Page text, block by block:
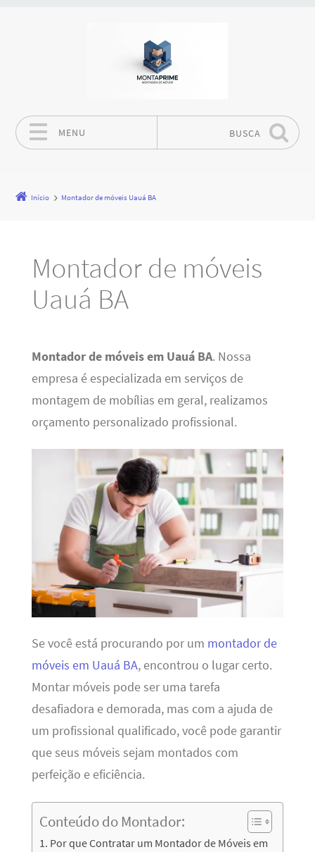
MENU BUSCA
Início Montador de móveis Uauá BA
Montador de móveis
Uauá BA
Montador de móveis em Uauá BA. Nossa
empresa é especializada em serviços de
montagem de mobílias em geral, realizamos
orçamento personalizado profissional.
Se você está procurando por um montador de
móveis em Uauá BA, encontrou o lugar certo.
Montar móveis pode ser uma tarefa
desafiadora e demorada, mas com a ajuda de
um profissional qualificado, você pode garantir
que seus móveis sejam montados com
perfeição e eficiência.
Conteúdo do Montador:
Por que Contratar um Montador de Móveis em